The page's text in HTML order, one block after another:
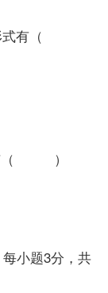
形式有（
有（ ）
小题3分，共